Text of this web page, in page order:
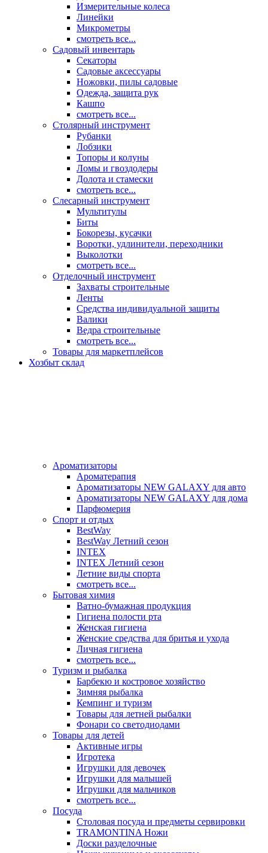
Измерительные колеса
Линейки
Микрометры
смотреть все...
Садовый инвентарь
Секаторы
Садовые аксессуары
Ножовки, пилы садовые
Одежда, защита рук
Кашпо
смотреть все...
Столярный инструмент
Рубанки
Лобзики
Топоры и колуны
Ломы и гвоздодеры
Долота и стамески
смотреть все...
Слесарный инструмент
Мультитулы
Биты
Бокорезы, кусачки
Воротки, удлинители, переходники
Выколотки
смотреть все...
Отделочный инструмент
Захваты строительные
Ленты
Средства индивидуальной защиты
Валики
Ведра строительные
смотреть все...
Товары для маркетплейсов
Хозбыт склад
Ароматизаторы
Ароматерапия
Ароматизаторы NEW GALAXY для авто
Ароматизаторы NEW GALAXY для дома
Парфюмерия
Спорт и отдых
BestWay
BestWay Летний сезон
INTEX
INTEX Летний сезон
Летние виды спорта
смотреть все...
Бытовая химия
Ватно-бумажная продукция
Гигиена полости рта
Женская гигиена
Женские средства для бритья и ухода
Личная гигиена
смотреть все...
Туризм и рыбалка
Барбекю и костровое хозяйство
Зимняя рыбалка
Кемпинг и туризм
Товары для летней рыбалки
Фонари со светодиодами
Товары для детей
Активные игры
Игротека
Игрушки для девочек
Игрушки для малышей
Игрушки для мальчиков
смотреть все...
Посуда
Столовая посуда и предметы сервировки
TRAMONTINA Ножи
Доски разделочные